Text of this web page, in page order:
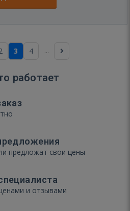
3 4 ...
работает
предложат свои цены
и отзывами